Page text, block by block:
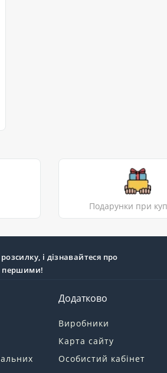
Подарунки при
і дізнавайтеся про
першими!
Додатково
Виробники
Карта сайту
Особистий кабінет